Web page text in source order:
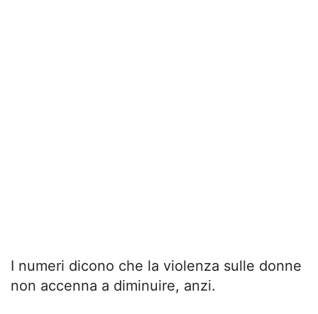
I numeri dicono che la violenza sulle donne
non accenna a diminuire, anzi.